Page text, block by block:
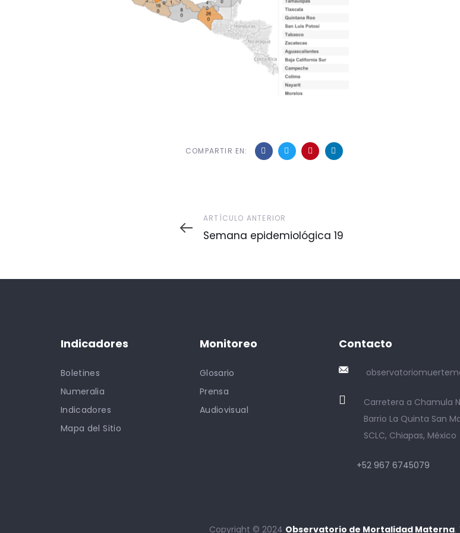
COMPARTIR EN:
Artículo
Anterior
ARTÍCULO ANTERIOR
Semana epidemiológica 19
Indicadores
Boletines
Numeralia
Indicadores
Mapa del Sitio
Monitoreo
Glosario
Prensa
Audiovisual
Contacto
Carretera a Chamula
Barrio La Quinta San
SCLC, Chiapas, México
+52 967 6745079
Copyright © 2024 Observatorio de Mortalidad Materna.